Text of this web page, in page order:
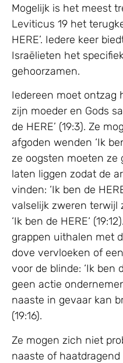
Mogelijk is het meest
Leviticus 19 het
HERE’. Iedere keer
Israëlieten het
gehoorzamen.
Iedereen moet ontzag
zijn moeder en Gods
de HERE’ (19:3). Ze
afgoden wenden ‘Ik
ze oogsten moeten ze
laten liggen zodat de
vinden: ‘Ik ben de
valselijk zweren terwijl
‘Ik ben de HERE‘
grappen uithalen met
dove vervloeken of
voor de blinde: ‘Ik ben
geen actie
naaste in gevaar kan
(19:16).
Ze mogen zich niet
naaste of